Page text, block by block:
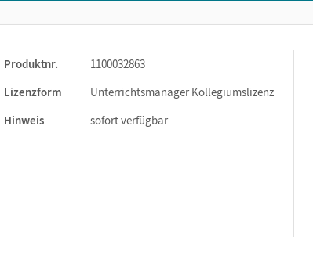
Produktnr.
1100032863
Lizenzform
Unterrichtsmanager Kollegiumslizenz
Hinweis
sofort verfügbar